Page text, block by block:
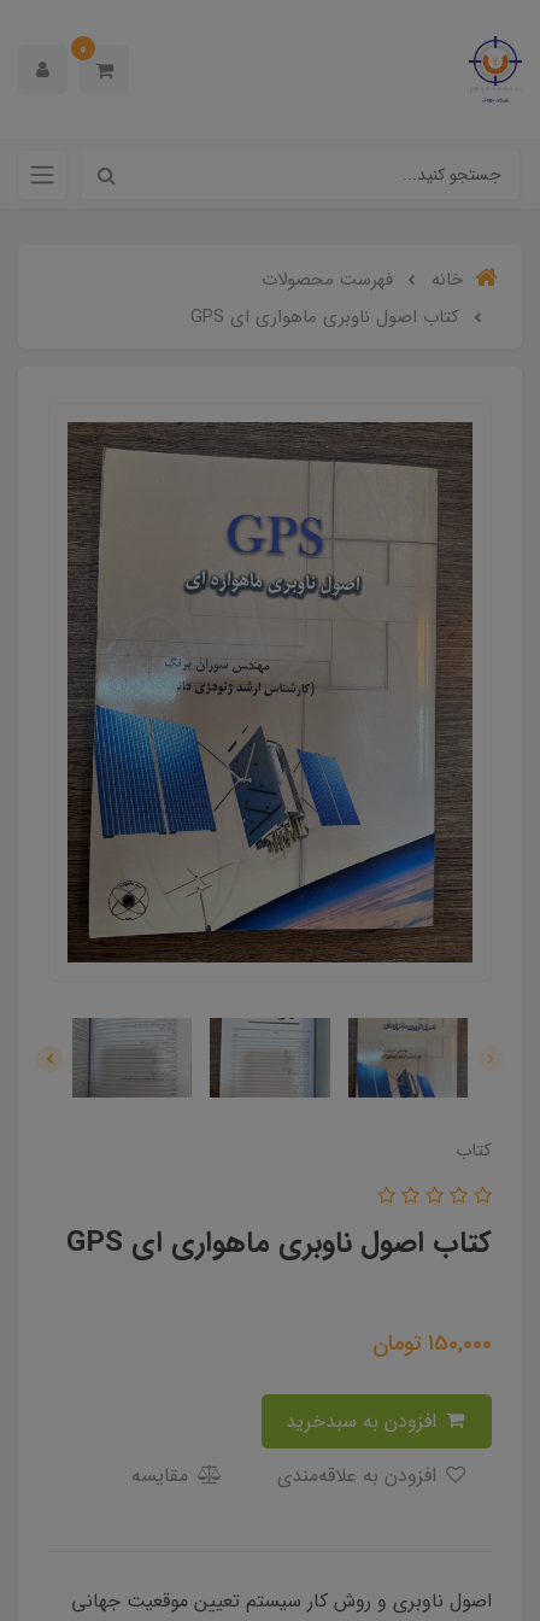
0
خانه
فهرست محصولات
کتاب اصول ناوبری ماهواری ای GPS
کتاب
کتاب اصول ناوبری ماهواری ای GPS
150,000 تومان
مقایسه
اصول ناوبری و روش کار سیستم تعیین موقعیت جهانی